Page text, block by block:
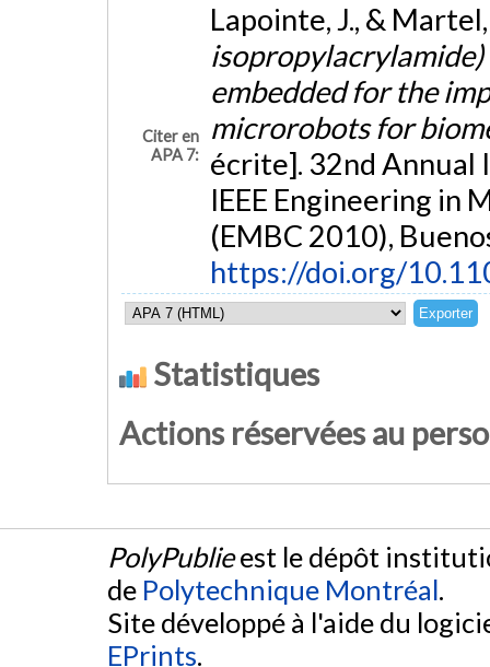
Citer en
APA 7:
Lapointe, J., &
embedded for the
microrobots for
écrite]. 32nd
IEEE Engineering in
(EMBC 2010),
https://doi.org/
Statistiques
Actions réservées au
PolyPublieest le dépôt
de Polytechnique Montréal.
Site développé à l'aide du
EPrints.